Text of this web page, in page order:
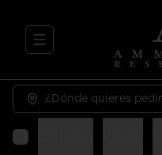
Abrir menu de
¿Dónde quieres